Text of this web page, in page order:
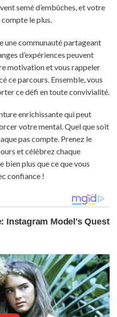
semé d’embûches, et votre
le plus.
une communauté partageant
d’expériences peuvent
motivation et vous rappeler
ce parcours. Ensemble, vous
ce défi en toute convivialité.
enrichissante qui peut
votre mental. Quel que soit
pas compte. Prenez le
et célébrez chaque
bien plus que ce que vous
confiance !